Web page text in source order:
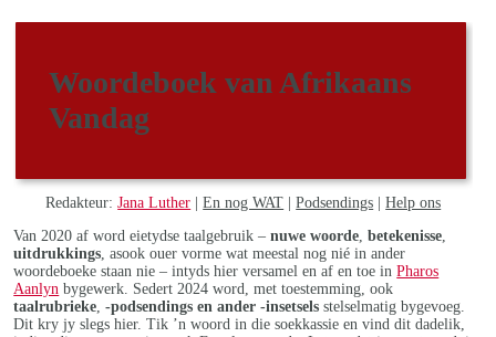
Woordeboek van Afrikaans
Vandag
Redakteur:Jana Luther |En nog WAT |Podsendings |Help ons
Van 2020 af word eietydse taalgebruik –nuwe woorde ,betekenisse
uitdrukkings , asook ouer vorme wat meestal nog nié in ander
woordeboeke staan nie – intyds hier versamel en af en toe inPharos
Aanlyn bygewerk. Sedert 2024 word, met toestemming, ook
taalrubrieke ,-podsendings en ander -insetsels stelselmatig bygevoeg.
Dit kry jy slegs hier. Tik ’n woord in die soekkassie en vind dit dadelik,